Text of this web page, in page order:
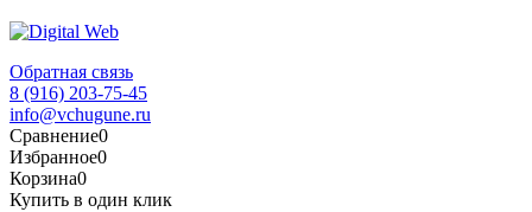
Обратная связь
8 (916) 203-75-45
info@vchugune.ru
Сравнение0
Избранное0
Корзина0
Купить в один клик